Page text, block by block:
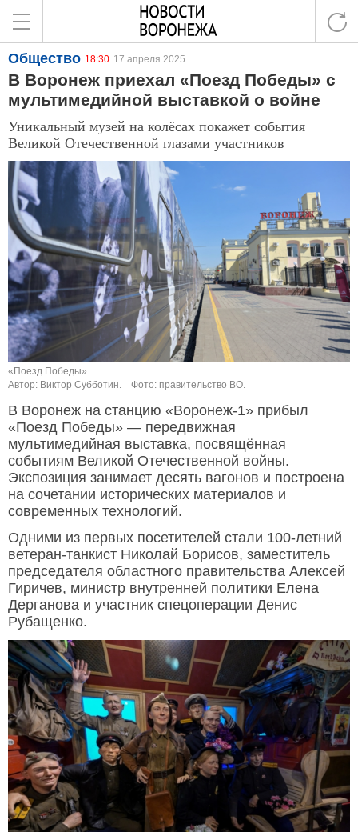
Общество 18:30 17 апреля 2025
В Воронеж приехал «Поезд Победы» с
мультимедийной выставкой о войне
Уникальный музей на колёсах покажет события
Великой Отечественной глазами участников
«Поезд Победы».
Автор: Виктор Субботин.
Фото: правительство ВО.
В Воронеж на станцию «Воронеж-1» прибыл
«Поезд Победы» — передвижная
мультимедийная выставка, посвящённая
событиям Великой Отечественной войны.
Экспозиция занимает десять вагонов и построена
на сочетании исторических материалов и
современных технологий.
Одними из первых посетителей стали 100-летний
ветеран-танкист Николай Борисов, заместитель
председателя областного правительства Алексей
Гиричев, министр внутренней политики Елена
Дерганова и участник спецоперации Денис
Рубащенко.